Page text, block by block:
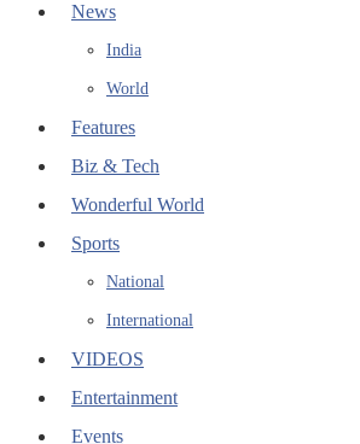
News
India
World
Features
Biz & Tech
Wonderful World
Sports
National
International
VIDEOS
Entertainment
Events